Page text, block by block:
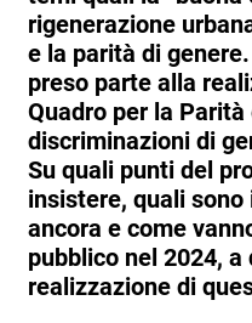
rigenerazione
e la parità di
preso parte alla
Quadro per la
discriminazioni di
Su quali punti del
insistere, quali
ancora e come
pubblico nel 2024,
realizzazione di